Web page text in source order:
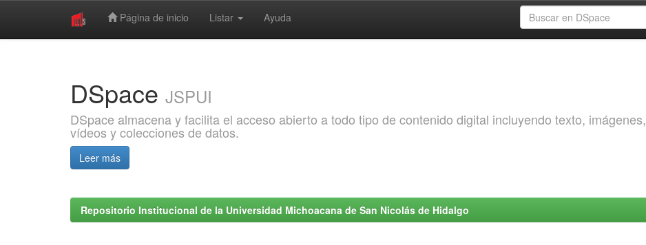
Página de inicio Listar Ayuda
DSpace JSPUI
DSpace almacena y facilita el acceso abierto a todo tipo de contenido digital incluyendo texto, imágenes,
vídeos y colecciones de datos.
Leer más
Repositorio Institucional de la Universidad Michoacana de San Nicolás de Hidalgo